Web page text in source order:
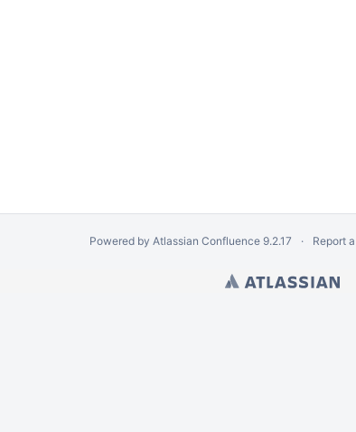
Powered by Atlassian Confluence 9.2.17 Report